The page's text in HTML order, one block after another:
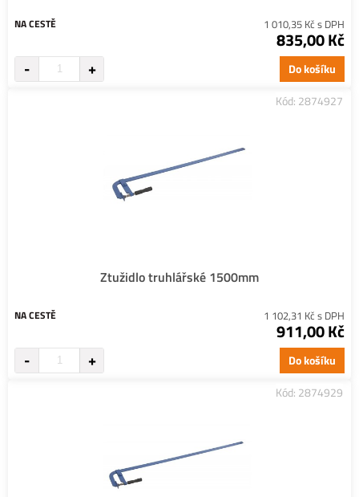
NA CESTĚ 1 010,35 Kč s DPH
835,00 Kč
Do košíku
Kód: 2874927
Ztužidlo truhlářské 1500mm
NA CESTĚ 1 102,31 Kč s DPH
911,00 Kč
Do košíku
Kód: 2874929